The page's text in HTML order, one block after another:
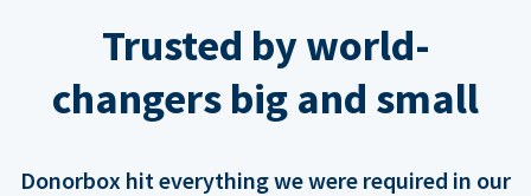
Trusted by world-
changers big and small
Donorbox hit everything we were required in our